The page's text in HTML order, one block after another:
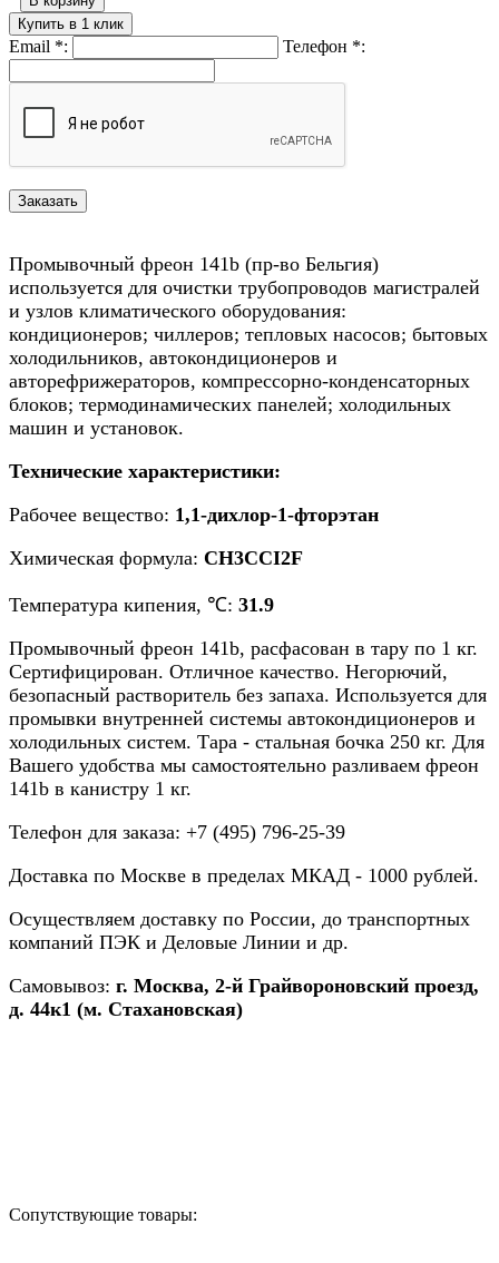
Купить в 1 клик
Email *: Телефон *:
Промывочный фреон 141b (пр-во Бельгия)
используется для очистки трубопроводов магистралей
и узлов климатического оборудования:
кондиционеров; чиллеров; тепловых насосов; бытовых
холодильников, автокондиционеров и
авторефрижераторов, компрессорно-конденсаторных
блоков; термодинамических панелей; холодильных
машин и установок.
Технические характеристики:
Рабочее вещество: 1,1-дихлор-1-фторэтан
Химическая формула: CH3CCI2F
Температура кипения, ℃: 31.9
Промывочный фреон 141b, расфасован в тару по 1 кг.
Сертифицирован. Отличное качество. Негорючий,
безопасный растворитель без запаха. Используется для
промывки внутренней системы автокондиционеров и
холодильных систем. Тара - стальная бочка 250 кг. Для
Вашего удобства мы самостоятельно разливаем фреон
141b в канистру 1 кг.
Телефон для заказа: +7 (495) 796-25-39
Доставка по Москве в пределах МКАД - 1000 рублей.
Осуществляем доставку по России, до транспортных
компаний ПЭК и Деловые Линии и др.
Самовывоз: г. Москва, 2-й Грайвороновский проезд,
д. 44к1 (м. Стахановская)
Сопутствующие товары: